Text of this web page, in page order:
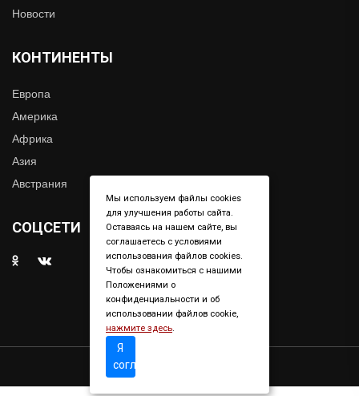
Новости
КОНТИНЕНТЫ
Европа
Америка
Африка
Азия
Австрания
СОЦСЕТИ
Copyright © 2019. All right reserved
Мы используем файлы cookies
для улучшения работы сайта.
Оставаясь на нашем сайте, вы
соглашаетесь с условиями
использования файлов cookies.
Чтобы ознакомиться с нашими
Положениями о
конфиденциальности и об
использовании файлов cookie,
нажмите здесь.
Я
согласен